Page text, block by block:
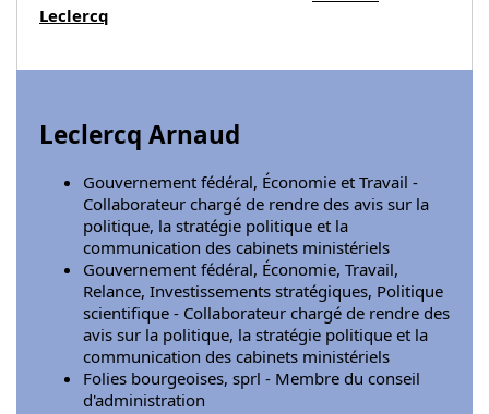
Leclercq
Leclercq Arnaud
Gouvernement fédéral, Économie et Travail -
Collaborateur chargé de rendre des avis sur la
politique, la stratégie politique et la
communication des cabinets ministériels
Gouvernement fédéral, Économie, Travail,
Relance, Investissements stratégiques, Politique
scientifique - Collaborateur chargé de rendre des
avis sur la politique, la stratégie politique et la
communication des cabinets ministériels
Folies bourgeoises, sprl - Membre du conseil
d'administration